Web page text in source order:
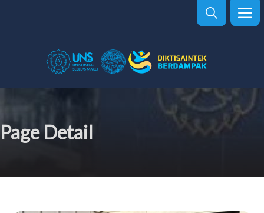
Page Detail